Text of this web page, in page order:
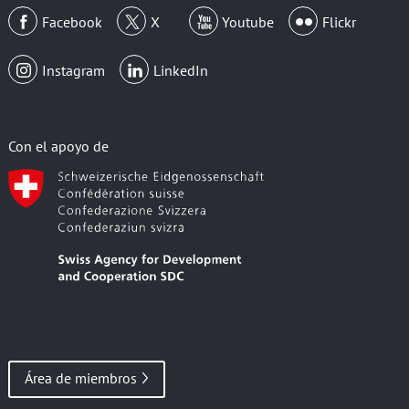
Facebook
X Youtube Flickr
Instagram LinkedIn
Con el apoyo de
Área de miembros